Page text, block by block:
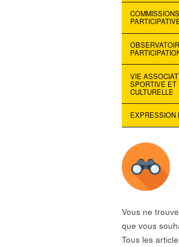
COMMISSIONS
VIE
SPORTIVE ET
CULTURELLE
EXPRESSION
Vous ne
que vous
Tous les